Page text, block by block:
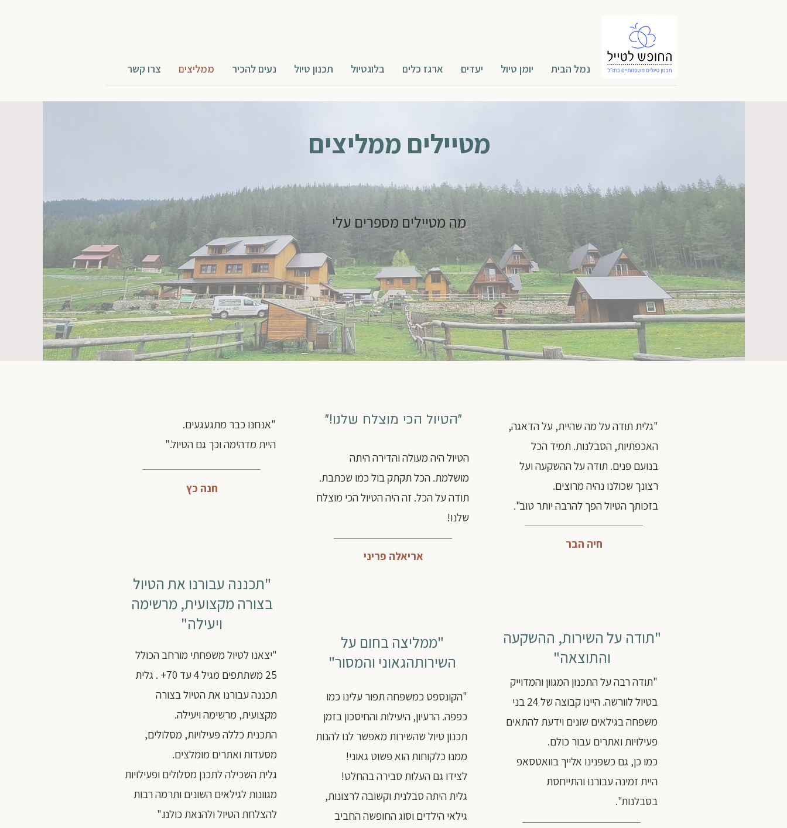
נמל הבית יומן טיול יעדים ארגז כלים בלוגטיול תכנון טיול נעים להכיר ממליצים צרו קשר
מטיילים ממליצים
מה מטיילים מספרים עלי
"אנחנו כבר מתגעגעים.
היית מדהימה וכך גם הטיול."
חנה כץ
"תכננה עבורנו את הטיול
בצורה מקצועית, מרשימה
ויעילה"
"יצאנו לטיול משפחתי מורחב הכולל
25 משתתפים מגיל 4 עד 70+ . גלית
תכננה עבורנו את הטיול בצורה
מקצועית, מרשימה ויעילה.
התכנית כללה פעילויות, מסלולים,
מסעדות ואתרים מומלצים.
גלית השכילה לתכנן מסלולים ופעילויות
מגוונות לגילאים השונים ותרמה רבות
להצלחת הטיול ולהנאת כולנו."
"הטיול הכי מוצלח שלנו!"
הטיול היה מעולה והדירה היתה
מושלמת. הכל תקתק בול כמו שכתבת.
תודה על הכל. זה היה הטיול הכי מוצלח
שלנו!
אריאלה פריני
"ממליצה בחום על
השירותהגאוני והמסור"
"הקונספט כמשפחה תפור עלינו כמו
כפפה. הרעיון, היעילות והחיסכון בזמן
תכנון טיול שהשירות מאפשר לנו להנות
ממנו כלקוחות הוא פשוט גאוני!
לצידו גם העלות סבירה בהחלט!
גלית היתה סבלנית וקשובה לרצונות,
גילאי הילדים וסוג החופשה החביב
"גלית תודה על מה שהיית, על הדאגה,
האכפתיות, הסבלנות. תמיד הכל
בנועם פנים. תודה על ההשקעה ועל
רצונך שכולנו נהיה מרוצים.
בזכותך הטיול הפך להרבה יותר טוב".
חיה הבר
"תודה על השירות, ההשקעה
והתוצאה"
"תודה רבה על התכנון המגוון והמדוייק
בטיול לוורשה. היינו קבוצה של 24 בני
משפחה בגילאים שונים וידעת להתאים
פעילויות ואתרים עבור כולם.
כמו כן, גם כשפנינו אלייך בוואטסאפ
היית זמינה עבורנו והתייחסת
בסבלנות".